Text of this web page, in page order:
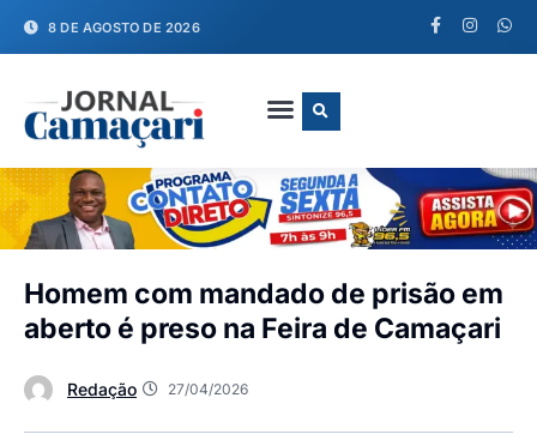
8 DE AGOSTO DE 2026
Homem com mandado de prisão em
aberto é preso na Feira de Camaçari
Redação 27/04/2026